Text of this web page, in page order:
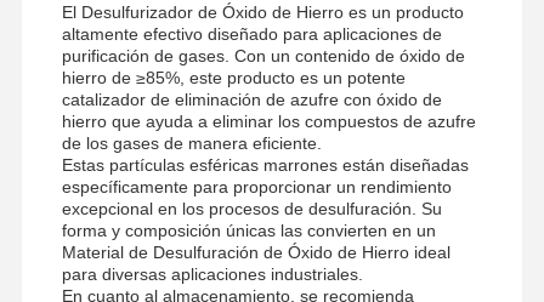
El Desulfurizador de Óxido de Hierro es un producto
altamente efectivo diseñado para aplicaciones de
purificación de gases. Con un contenido de óxido de
hierro de ≥85%, este producto es un potente
catalizador de eliminación de azufre con óxido de
hierro que ayuda a eliminar los compuestos de azufre
de los gases de manera eficiente.
Estas partículas esféricas marrones están diseñadas
específicamente para proporcionar un rendimiento
excepcional en los procesos de desulfuración. Su
forma y composición únicas las convierten en un
Material de Desulfuración de Óxido de Hierro ideal
para diversas aplicaciones industriales.
En cuanto al almacenamiento, se recomienda